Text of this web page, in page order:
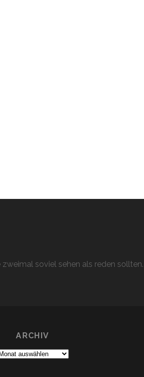
soviel sehen als reden
ARCHIV